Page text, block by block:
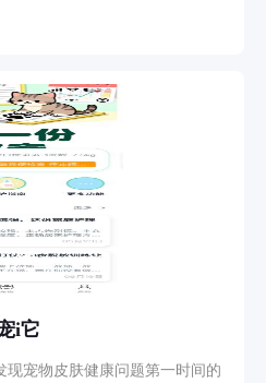
的地、日期、预算，生成专属
讯地图API实现关键词搜索景
入行程。 - 多人记账与分账：记
分和自定义两种分账方式，自动
理：通过邀请码机制邀请微信好
成员。 3、业务流程、
计划 → 设置目的地和日期 → 生成
邀请码加入 → 成员共同编辑每
→ 旅途中通过记账功能记录消
和分账结果 → 旅行结束后查看
i它
现宠物皮肤健康问题第一时间的